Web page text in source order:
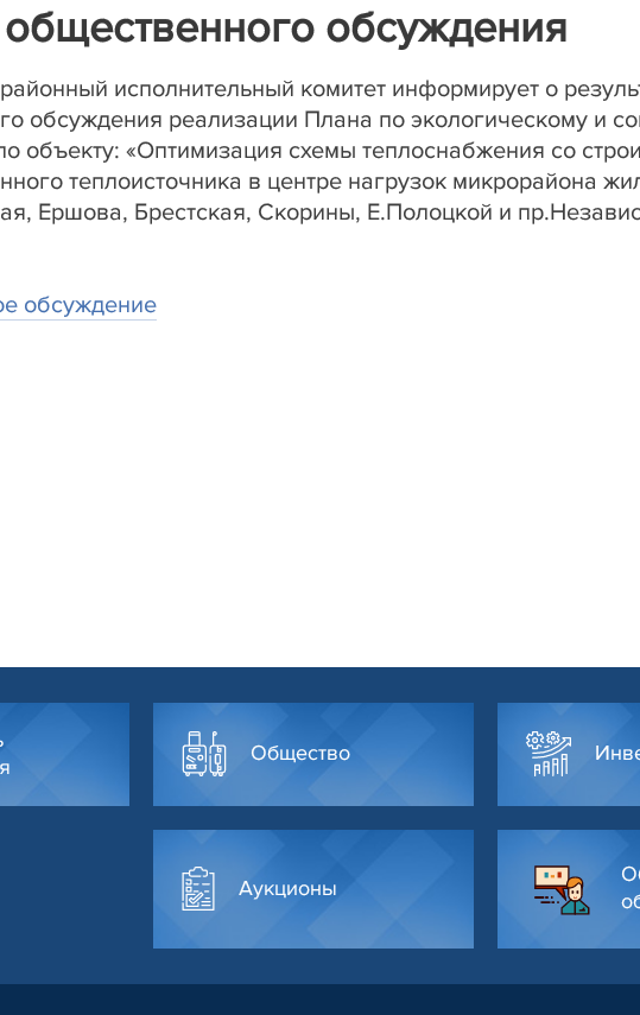
общественного обсуждения
исполнительный комитет информирует о
обсуждения реализации Плана по экологическому и
объекту: «Оптимизация схемы теплоснабжения со
теплоисточника в центре нагрузок микрорайона
Ершова, Брестская, Скорины, Е.Полоцкой и
обсуждение
Общество
Аукционы